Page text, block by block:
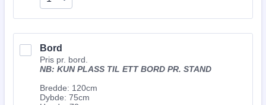
Bord
Pris pr. bord.
NB: KUN PLASS TIL ETT BORD PR. STAND
Bredde: 120cm
Dybde: 75cm